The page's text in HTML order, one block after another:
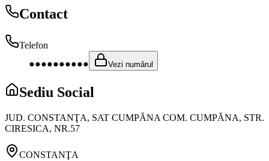
Contact
Telefon
●●●●●●●●●●
Vezi numărul
Sediu Social
JUD. CONSTANŢA, SAT CUMPĂNA COM. CUMPĂNA, STR.
CIRESICA, NR.57
CONSTANŢA